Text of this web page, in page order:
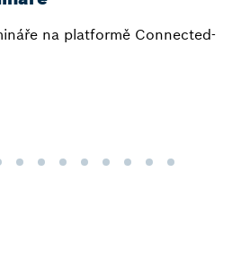
na platformě Connected-